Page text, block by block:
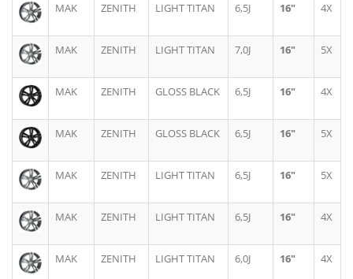
MAK ZENITH LIGHT TITAN 6,5J 16" 4X
MAK ZENITH LIGHT TITAN 7,0J 16" 5X
MAK ZENITH GLOSS BLACK 6,5J 16" 4X
MAK ZENITH GLOSS BLACK 6,5J 16" 5X
MAK ZENITH LIGHT TITAN 6,5J 16" 5X
MAK ZENITH LIGHT TITAN 6,5J 16" 4X
MAK ZENITH LIGHT TITAN 6,0J 16" 4X